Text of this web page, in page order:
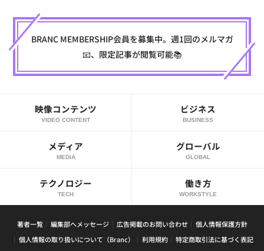
BRANC MEMBERSHIP会員を募集中。週1回のメルマガ
📧、限定記事が閲覧可能📚
映像コンテンツ
VIDEO CONTENT
ビジネス
BUSINESS
メディア
MEDIA
グローバル
GLOBAL
テクノロジー
TECH
働き方
WORKSTYLE
著者一覧 編集部へメッセージ 広告掲載のお問い合わせ
個人情報保護方針
個人情報の取り扱いについて（Branc）
利用規約
特定商取引法に基づく表記